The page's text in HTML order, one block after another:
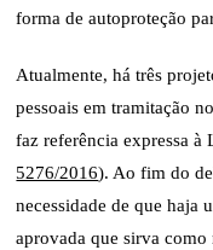
forma de autoproteção
Atualmente, há três
pessoais em tramitação
faz referência expressa
5276/2016). Ao fim do
necessidade de que haja
aprovada que sirva como